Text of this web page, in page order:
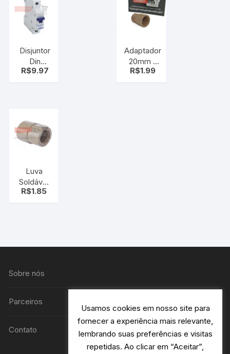
Disjuntor
Din
Unipolar B
R$9.97
Adaptador
20mm x
1/2″ – Cola
R$1.99
Luva
Soldável
e
R$1.85
Sobre nós
Parceiros
Contato
Usamos cookies em nosso site para
fornecer a experiência mais relevante,
lembrando suas preferências e visitas
repetidas. Ao clicar em “Aceitar”,